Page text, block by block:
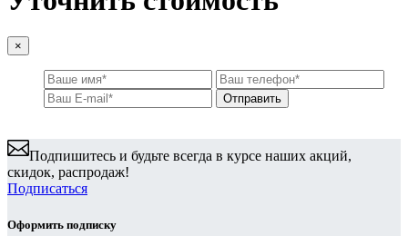
×
Подпишитесь и будьте всегда в курсе наших акций,
скидок, распродаж!
Подписаться
Оформить подписку